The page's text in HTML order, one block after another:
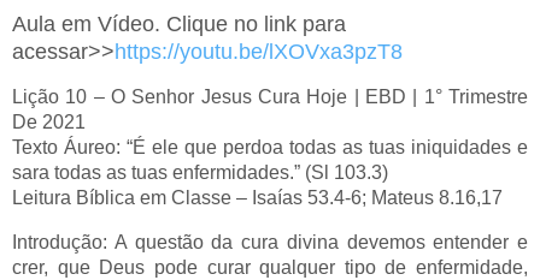
Aula em Vídeo. Clique no link para
acessar>>https://youtu.be/lXOVxa3pzT8
Lição 10 – O Senhor Jesus Cura Hoje | EBD | 1° Trimestre
De 2021
Texto Áureo: “É ele que perdoa todas as tuas iniquidades e
sara todas as tuas enfermidades.” (Sl 103.3)
Leitura Bíblica em Classe – Isaías 53.4-6; Mateus 8.16,17
Introdução: A questão da cura divina devemos entender e
crer, que Deus pode curar qualquer tipo de enfermidade,